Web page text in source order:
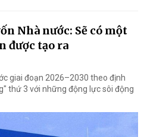
Nhà nước: Sẽ có một
được tạo ra
giai đoạn 2026–2030 theo định
thứ 3 với những động lực sôi động